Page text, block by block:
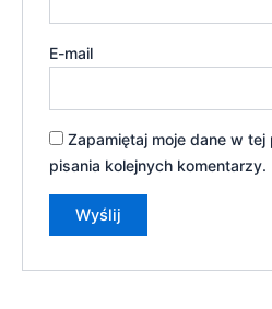
E-mail
Zapamiętaj moje dane w
pisania kolejnych komentarzy.